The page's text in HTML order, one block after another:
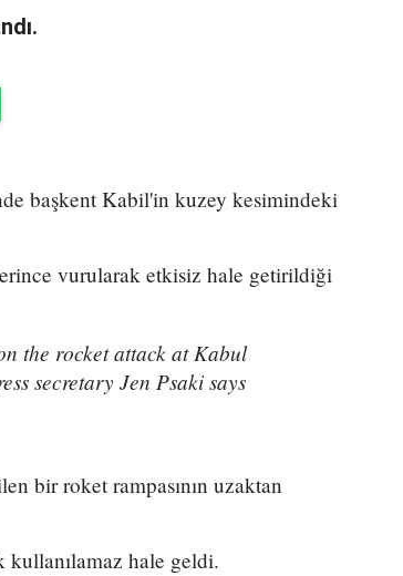
başkent Kabil'in kuzey kesimindeki
vurularak etkisiz hale getirildiği
the rocket attack at Kabul
secretary Jen Psaki says
bir roket rampasının uzaktan
kullanılamaz hale geldi.